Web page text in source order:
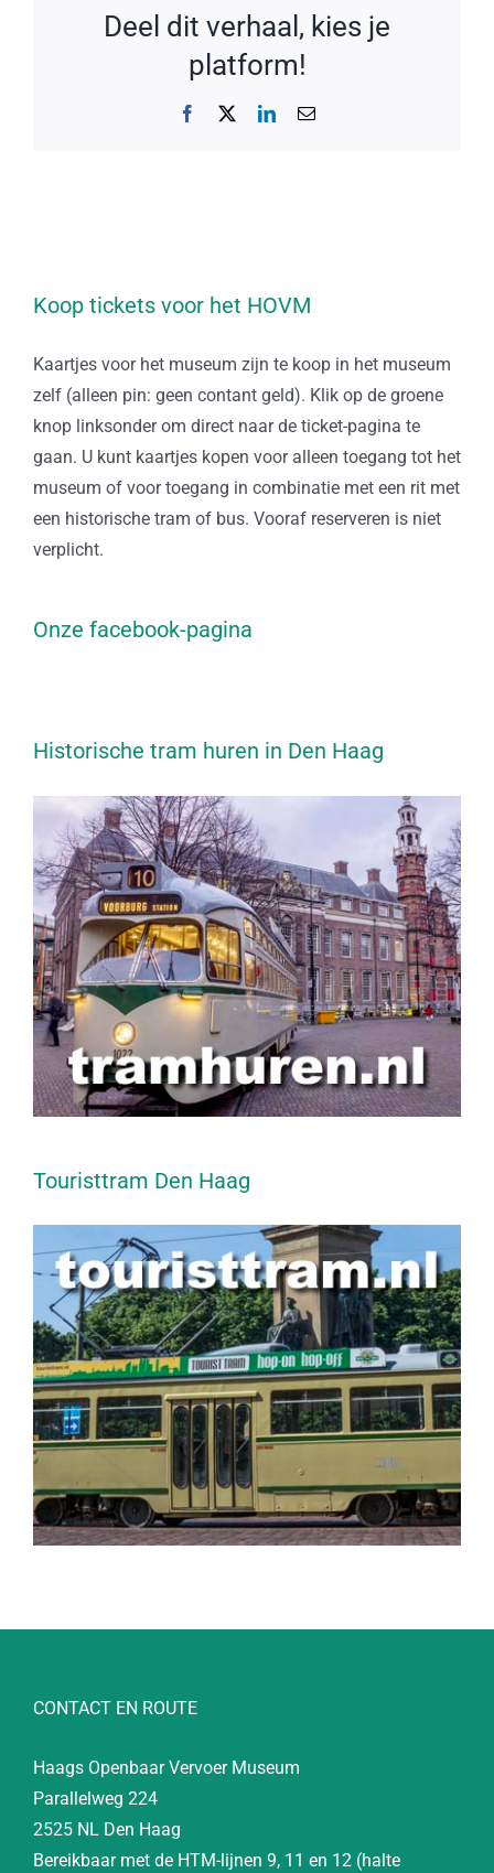
Deel dit verhaal, kies je
platform!
Facebook LinkedIn
E-
Koop tickets voor het HOVM
Kaartjes voor het museum zijn te koop in het museum
zelf (alleen pin: geen contant geld). Klik op de groene
knop linksonder om direct naar de ticket-pagina te
gaan. U kunt kaartjes kopen voor alleen toegang tot het
museum of voor toegang in combinatie met een rit met
een historische tram of bus. Vooraf reserveren is niet
verplicht.
Onze facebook-pagina
Historische tram huren in Den Haag
Touristtram Den Haag
CONTACT EN ROUTE
Haags Openbaar Vervoer Museum
Parallelweg 224
2525 NL Den Haag
Bereikbaar met de HTM-lijnen 9, 11 en 12 (halte